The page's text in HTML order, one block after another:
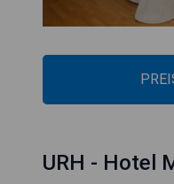
URH - Hotel